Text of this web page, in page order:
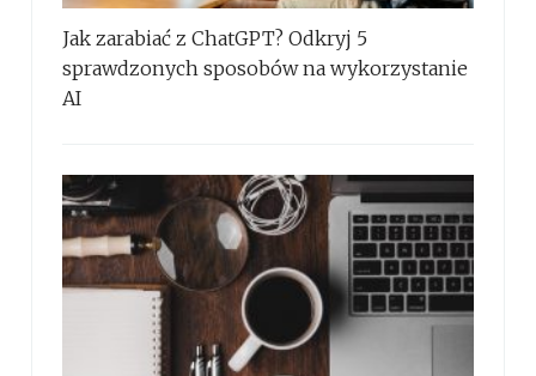
Jak zarabiać z ChatGPT? Odkryj 5
sprawdzonych sposobów na wykorzystanie
AI